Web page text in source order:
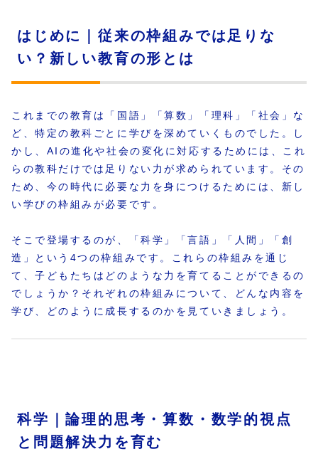
はじめに｜従来の枠組みでは足りな
い？新しい教育の形とは
これまでの教育は「国語」「算数」「理科」「社会」な
ど、特定の教科ごとに学びを深めていくものでした。し
かし、AIの進化や社会の変化に対応するためには、これ
らの教科だけでは足りない力が求められています。その
ため、今の時代に必要な力を身につけるためには、新し
い学びの枠組みが必要です。
そこで登場するのが、「科学」「言語」「人間」「創
造」という4つの枠組みです。これらの枠組みを通じ
て、子どもたちはどのような力を育てることができるの
でしょうか？それぞれの枠組みについて、どんな内容を
学び、どのように成長するのかを見ていきましょう。
科学｜論理的思考・算数・数学的視点
と問題解決力を育む